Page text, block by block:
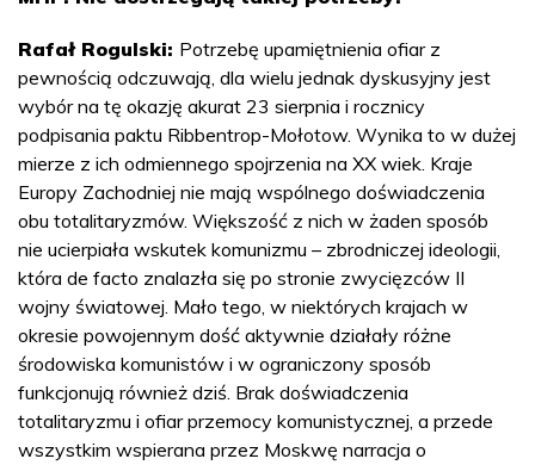
Rafał Rogulski: Potrzebę upamiętnienia ofiar z
pewnością odczuwają, dla wielu jednak dyskusyjny jest
wybór na tę okazję akurat 23 sierpnia i rocznicy
podpisania paktu Ribbentrop-Mołotow. Wynika to w dużej
mierze z ich odmiennego spojrzenia na XX wiek. Kraje
Europy Zachodniej nie mają wspólnego doświadczenia
obu totalitaryzmów. Większość z nich w żaden sposób
nie ucierpiała wskutek komunizmu – zbrodniczej ideologii,
która de facto znalazła się po stronie zwycięzców II
wojny światowej. Mało tego, w niektórych krajach w
okresie powojennym dość aktywnie działały różne
środowiska komunistów i w ograniczony sposób
funkcjonują również dziś. Brak doświadczenia
totalitaryzmu i ofiar przemocy komunistycznej, a przede
wszystkim wspierana przez Moskwę narracja o